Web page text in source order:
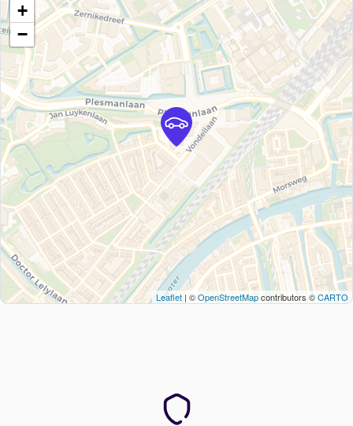
+
−
Leaflet | ©OpenStreetMapcontributors ©CARTO